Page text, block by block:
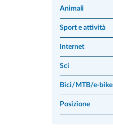
Animali
Sport e attività
Internet
Sci
Bici/MTB/e-bike
Posizione